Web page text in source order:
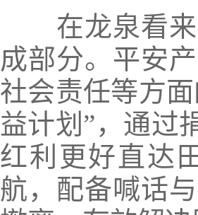
在龙泉看来
成部分。平安
社会责任等方
益计划”，通过
红利更好直达
航，配备喊话